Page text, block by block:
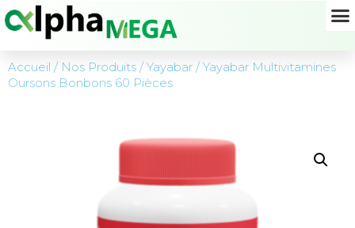
Accueil / Nos Produits / Yayabar / Yayabar Multivitamines
Oursons Bonbons 60 Pièces